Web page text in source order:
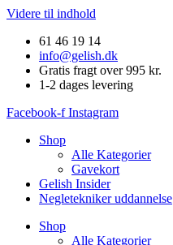
Videre til indhold
61 46 19 14
info@gelish.dk
Gratis fragt over 995 kr.
1-2 dages levering
Facebook-f Instagram
Shop
Alle Kategorier
Gavekort
Gelish Insider
Negletekniker uddannelse
Shop
Alle Kategorier